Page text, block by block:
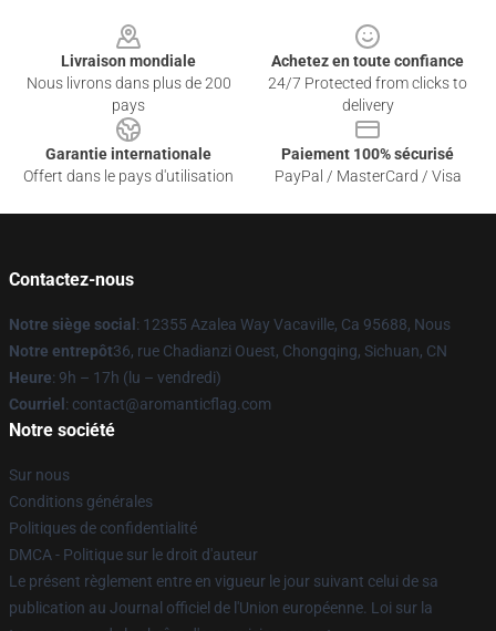
Livraison mondiale
Nous livrons dans plus de 200
pays
Achetez en toute confiance
24/7 Protected from clicks to
delivery
Garantie internationale
Offert dans le pays d'utilisation
Paiement 100% sécurisé
PayPal / MasterCard / Visa
Contactez-nous
Notre siège social : 12355 Azalea Way Vacaville, Ca 95688, Nous
Notre entrepôt36, rue Chadianzi Ouest, Chongqing, Sichuan, CN
Heure: 9h – 17h (lu – vendredi)
Courriel : contact@aromanticflag.com
Notre société
Sur nous
Conditions générales
Politiques de confidentialité
DMCA - Politique sur le droit d'auteur
Le présent règlement entre en vigueur le jour suivant celui de sa
publication au Journal officiel de l'Union européenne. Loi sur la